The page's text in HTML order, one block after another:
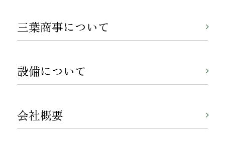
三葉商事について
設備について
会社概要